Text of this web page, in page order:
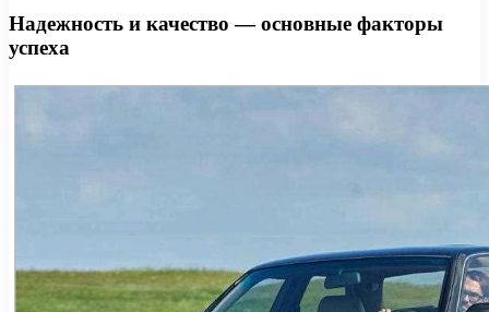
Надежность и качество — основные факторы
успеха